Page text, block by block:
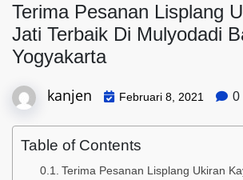
Terima Pesanan Lisplang
Jati Terbaik Di Mulyodadi
Yogyakarta
kanjen Februari 8, 2021 0
Table of Contents
Terima Pesanan Lisplang Ukiran